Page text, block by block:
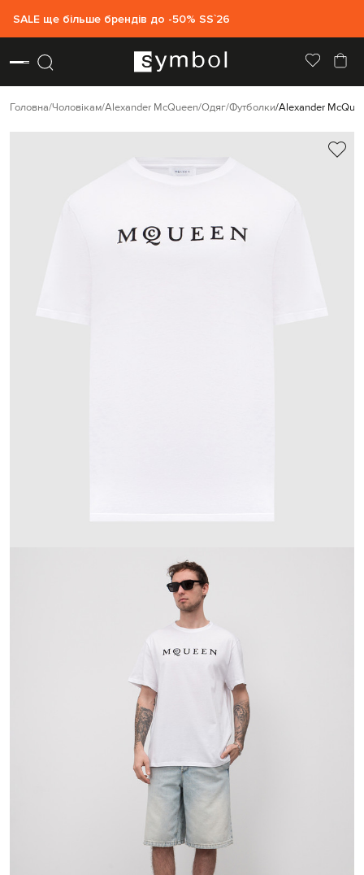
SALE ще більше брендів до -50% SS`26
Головна Чоловікам Alexander McQueen Одяг Футболки Alexander